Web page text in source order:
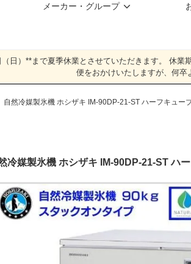
メーカー・グループ
日）**まで夏季休業とさせていただきます。 休
便をおかけいたしますが、何卒
自然冷媒製氷機 ホシザキ IM-90DP-21-ST ハーフキュー
冷媒製氷機 ホシザキ IM-90DP-21-ST ハ